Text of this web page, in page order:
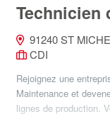
Technicien
91240 ST
CDI
Rejoignez une
Maintenance et
lignes de production.